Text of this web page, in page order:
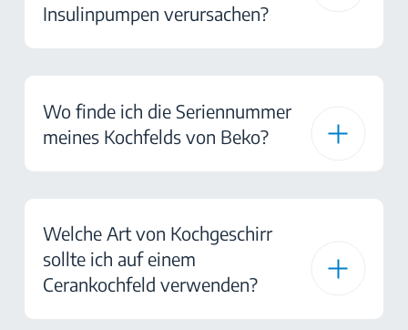
Insulinpumpen verursachen?
Wo finde ich die Seriennummer
meines Kochfelds von Beko?
Welche Art von Kochgeschirr
sollte ich auf einem
Cerankochfeld verwenden?